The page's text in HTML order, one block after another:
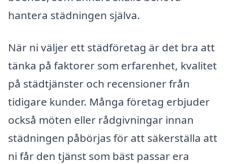
hantera städningen själva.
När ni väljer ett städföretag är det bra att
tänka på faktorer som erfarenhet, kvalitet
på städtjänster och recensioner från
tidigare kunder. Många företag erbjuder
också möten eller rådgivningar innan
städningen påbörjas för att säkerställa att
ni får den tjänst som bäst passar era